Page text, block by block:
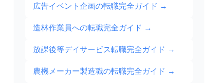
広告イベント企画の転職完全ガイド →
造林作業員への転職完全ガイド →
放課後等デイサービス転職完全ガイド →
農機メーカー製造職の転職完全ガイド →